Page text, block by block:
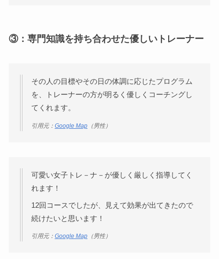
③：専門知識を持ち合わせた優しいトレーナー
その人の目標やその日の体調に応じたプログラム
を、トレーナーの方が明るく優しくコーチングし
てくれます。
引用元： Google Map（男性）
可愛い女子トレ－ナ－が優しく厳しく指導してく
れます！
12回コースでしたが、見えて効果が出てきたので
続けたいと思います！
引用元： Google Map（男性）